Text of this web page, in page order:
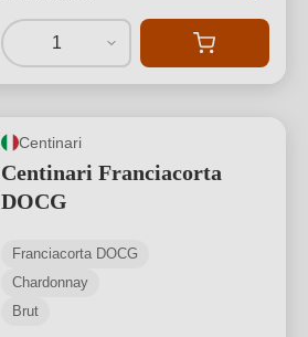
1
Centinari
Centinari Franciacorta
DOCG
Franciacorta DOCG
Chardonnay
Brut